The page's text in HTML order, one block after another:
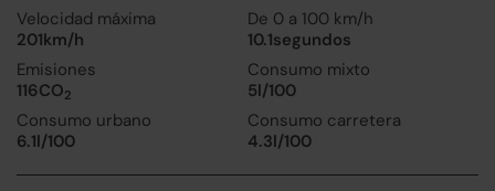
Velocidad máxima
201km/h
De 0 a 100 km/h
10.1segundos
Emisiones
116CO2
Consumo mixto
5l/100
Consumo urbano
6.1l/100
Consumo carretera
4.3l/100